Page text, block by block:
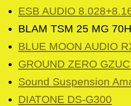
ESB AUDIO
BLAM TSM 25 MG
BLUE MOON AUDIO
GROUND ZERO
Sound Suspension
DIATONE DS-G300